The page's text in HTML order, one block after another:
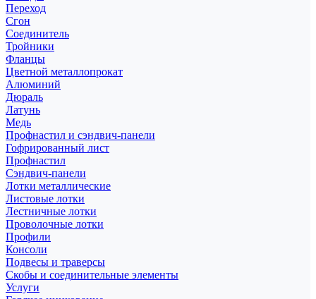
Переход
Сгон
Соединитель
Тройники
Фланцы
Цветной металлопрокат
Алюминий
Дюраль
Латунь
Медь
Профнастил и сэндвич-панели
Гофрированный лист
Профнастил
Сэндвич-панели
Лотки металлические
Листовые лотки
Лестничные лотки
Проволочные лотки
Профили
Консоли
Подвесы и траверсы
Скобы и соединительные элементы
Услуги